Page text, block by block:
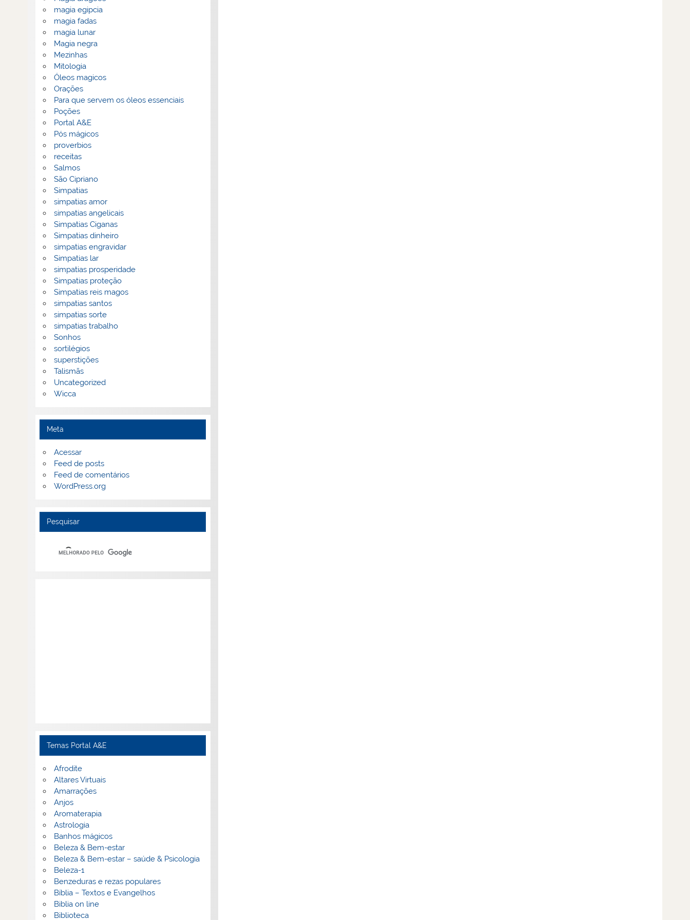
magia egipcia
magia fadas
magia lunar
Magia negra
Mezinhas
Mitologia
Óleos magicos
Orações
Para que servem os óleos essenciais
Poções
Portal A&E
Pós mágicos
proverbios
receitas
Salmos
São Cipriano
Simpatias
simpatias amor
simpatias angelicais
Simpatias Ciganas
Simpatias dinheiro
simpatias engravidar
Simpatias lar
simpatias prosperidade
Simpatias proteção
Simpatias reis magos
simpatias santos
simpatias sorte
simpatias trabalho
Sonhos
sortilégios
superstições
Talismãs
Uncategorized
Wicca
Meta
Acessar
Feed de posts
Feed de comentários
WordPress.org
Pesquisar
Temas Portal A&E
Afrodite
Altares Virtuais
Amarrações
Anjos
Aromaterapia
Astrologia
Banhos mágicos
Beleza & Bem-estar
Beleza & Bem-estar – saúde & Psicologia
Beleza-1
Benzeduras e rezas populares
Bíblia – Textos e Evangelhos
Biblia on line
Biblioteca